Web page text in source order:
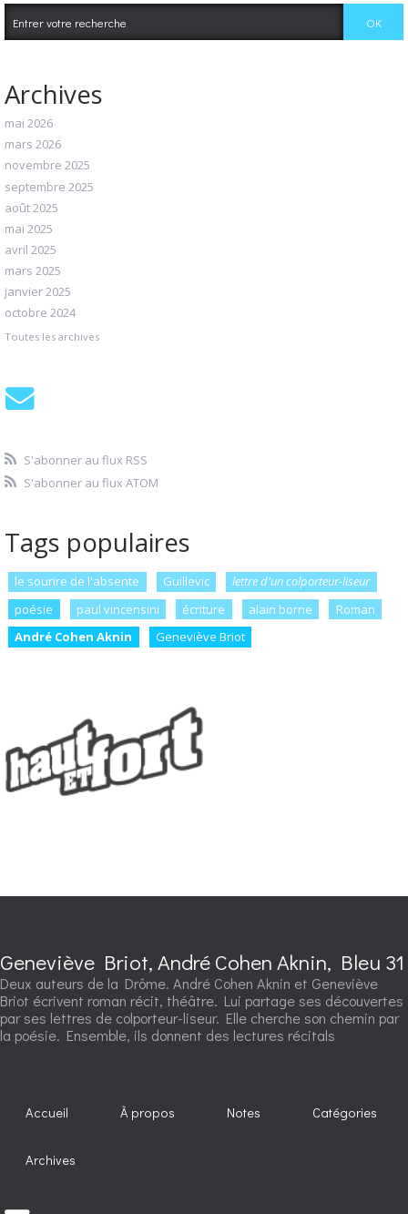
Archives
mai 2026
mars 2026
novembre 2025
septembre 2025
août 2025
mai 2025
avril 2025
mars 2025
janvier 2025
octobre 2024
Toutes les archives
S'abonner au flux RSS
S'abonner au flux ATOM
Tags populaires
le sourire de l'absente Guillevic
lettre d'un colporteur-liseur
poésie
paul vincensini écriture alain borne
Roman
André Cohen Aknin
Geneviève Briot
Geneviève Briot, André Cohen Aknin, Bleu 31
Deux auteurs de la Drôme. André Cohen Aknin et Geneviève
Briot écrivent roman récit, théâtre. Lui partage ses découvertes
par ses lettres de colporteur-liseur. Elle cherche son chemin par
la poésie. Ensemble, ils donnent des lectures récitals
Accueil À propos Notes Catégories
Archives